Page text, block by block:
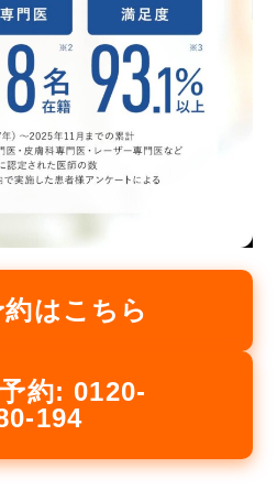
はこちら
約: 0120-
194